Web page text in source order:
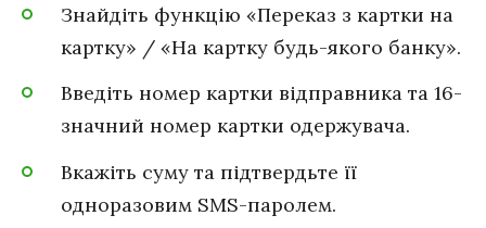
Знайдіть функцію «Переказ з картки на
картку» / «На картку будь-якого банку».
Введіть номер картки відправника та 16-
значний номер картки одержувача.
Вкажіть суму та підтвердьте її
одноразовим SMS-паролем.